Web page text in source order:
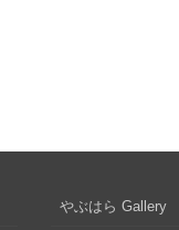
やぶはら Gallery